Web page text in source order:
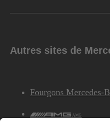
Autres sites de
Fourgons Mercedes-
AMG